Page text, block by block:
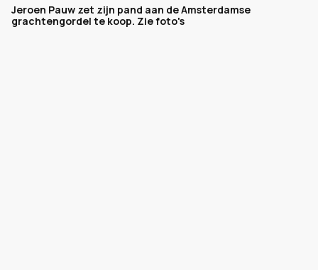
Jeroen Pauw zet zijn pand aan de Amsterdamse
grachtengordel te koop. Zie foto's